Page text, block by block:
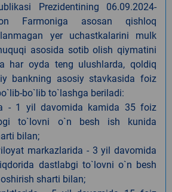
Prezidentining 06.09.2024-
Farmoniga asosan qishloq
yer uchastkalarini mulk
asosida sotib olish qiymatini
har oyda teng ulushlarda, qoldiq
bankning asosiy stavkasida foiz
bo`lib to`lashga beriladi:
- 1 yil davomida kamida 35 foiz
to`lovni o`n besh ish kunida
bilan;
markazlarida - 3 yil davomida
dastlabgi to`lovni o`n besh
sharti bilan;